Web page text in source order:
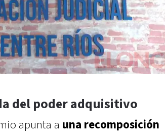
del poder adquisitivo
apunta a una recomposición